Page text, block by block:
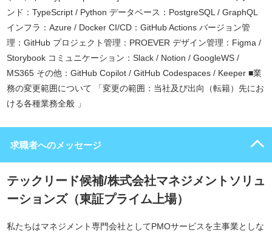
ンド：TypeScript / Python データベース：PostgreSQL / GraphQL
インフラ：Azure / Docker CI/CD：GitHub Actions バージョン管
理：GitHub プロジェクト管理：PROEVER デザイン管理：Figma /
Storybook コミュニケーション：Slack / Notion / GoogleWS /
MS365 その他：GitHub Copilot / GitHub Codespaces / Keeper ■業
務の変更範囲について 「変更の範囲：当社及び出向（転籍）先にお
ける各種業務全般 」
求職者へのメッセージ
テックリード候補/株式会社マネジメントソリュ
ーションズ（東証プライム上場）
私たちはマネジメント専門会社としてPMOサービスを主事業としな